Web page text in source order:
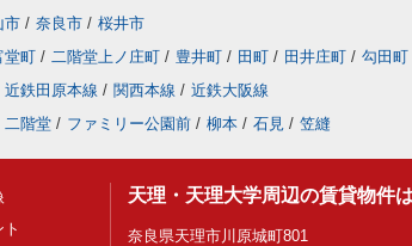
市 / 奈良市 / 桜井市
堂町 / 二階堂上ノ庄町 / 豊井町 / 田町 / 田井庄町 / 勾田町
近鉄田原本線 / 関西本線 / 近鉄大阪線
二階堂 / ファミリー公園前 / 柳本 / 石見 / 笠縫
天理・天理大学周辺の賃貸物件
奈良県天理市川原城町801